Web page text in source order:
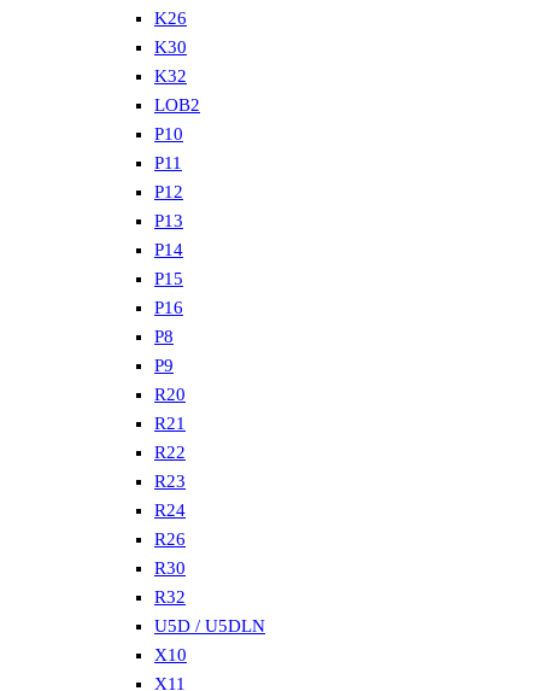
K26
K30
K32
LOB2
P10
P11
P12
P13
P14
P15
P16
P8
P9
R20
R21
R22
R23
R24
R26
R30
R32
U5D / U5DLN
X10
X11